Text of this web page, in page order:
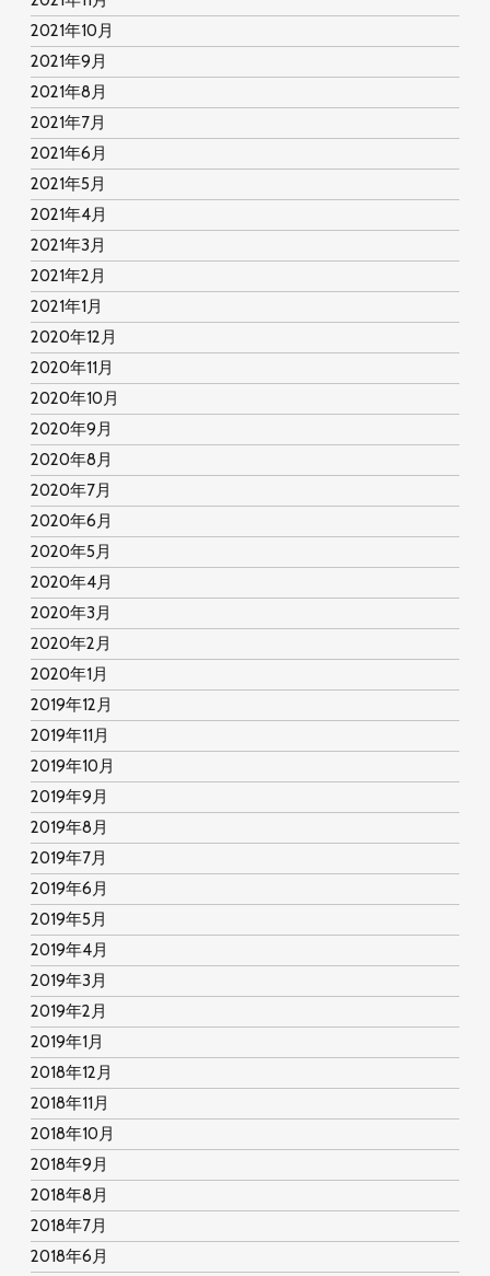
2021年10月
2021年9月
2021年8月
2021年7月
2021年6月
2021年5月
2021年4月
2021年3月
2021年2月
2021年1月
2020年12月
2020年11月
2020年10月
2020年9月
2020年8月
2020年7月
2020年6月
2020年5月
2020年4月
2020年3月
2020年2月
2020年1月
2019年12月
2019年11月
2019年10月
2019年9月
2019年8月
2019年7月
2019年6月
2019年5月
2019年4月
2019年3月
2019年2月
2019年1月
2018年12月
2018年11月
2018年10月
2018年9月
2018年8月
2018年7月
2018年6月